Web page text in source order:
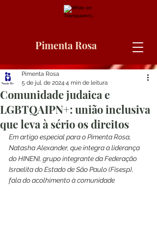
Pimenta Rosa
Comunidade judaica e
LGBTQAIPN+: união inclusiva
que leva à sério os direitos
Pimenta Rosa
5 de jul. de 2024 4 min de leitura
Em artigo especial para o Pimenta Rosa,
Natasha Alexander, que integra a liderança
do HINENI, grupo integrante da Federação
Israelita do Estado de São Paulo (Fisesp),
fala do acolhimento à comunidade